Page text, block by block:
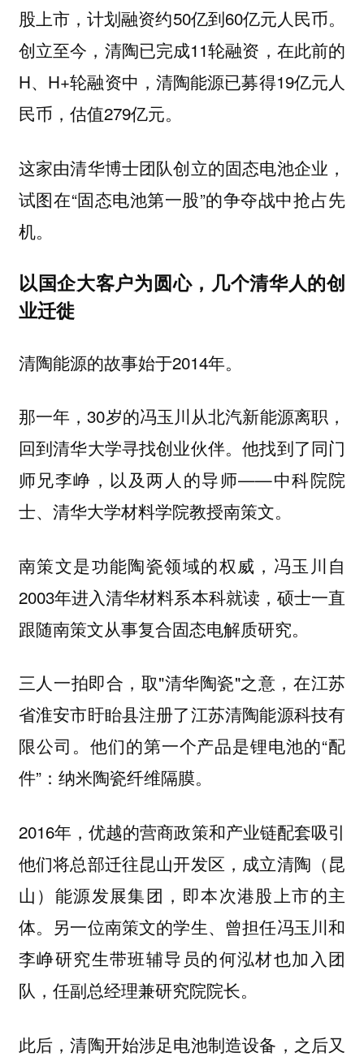
股上市，计划融资约50亿到60亿元人民币。
创立至今，清陶已完成11轮融资，在此前的
H、H+轮融资中，清陶能源已募得19亿元人
民币，估值279亿元。
这家由清华博士团队创立的固态电池企业，
试图在“固态电池第一股”的争夺战中抢占先
机。
以国企大客户为圆心，几个清华人的创
业迁徙
清陶能源的故事始于2014年。
那一年，30岁的冯玉川从北汽新能源离职，
回到清华大学寻找创业伙伴。他找到了同门
师兄李峥，以及两人的导师——中科院院
士、清华大学材料学院教授南策文。
南策文是功能陶瓷领域的权威，冯玉川自
2003年进入清华材料系本科就读，硕士一直
跟随南策文从事复合固态电解质研究。
三人一拍即合，取"清华陶瓷"之意，在江苏
省淮安市盱眙县注册了江苏清陶能源科技有
限公司。他们的第一个产品是锂电池的“配
件”：纳米陶瓷纤维隔膜。
2016年，优越的营商政策和产业链配套吸引
他们将总部迁往昆山开发区，成立清陶（昆
山）能源发展集团，即本次港股上市的主
体。另一位南策文的学生、曾担任冯玉川和
李峥研究生带班辅导员的何泓材也加入团
队，任副总经理兼研究院院长。
此后，清陶开始涉足电池制造设备，之后又